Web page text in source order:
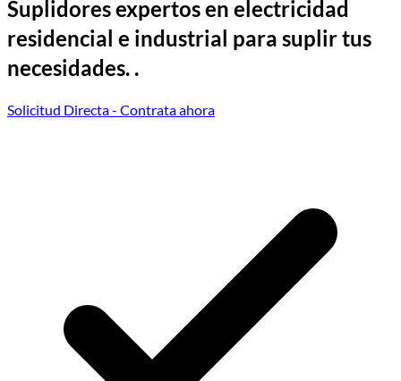
Suplidores expertos en electricidad
residencial e industrial para suplir tus
necesidades. .
Solicitud Directa- Contrata ahora